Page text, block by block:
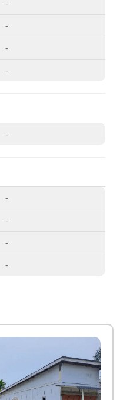
-
-
-
-
-
-
-
-
-